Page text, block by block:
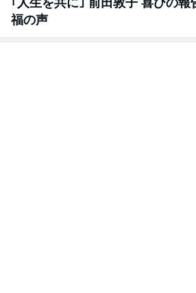
｢人生を共に｣ 前田敦子 喜びの報
福の声